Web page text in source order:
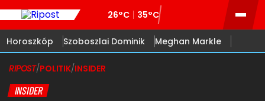
26°C 35°C
Horoszkóp Szoboszlai Dominik Meghan Markle
RIPOST/POLITIK/INSIDER
INSIDER